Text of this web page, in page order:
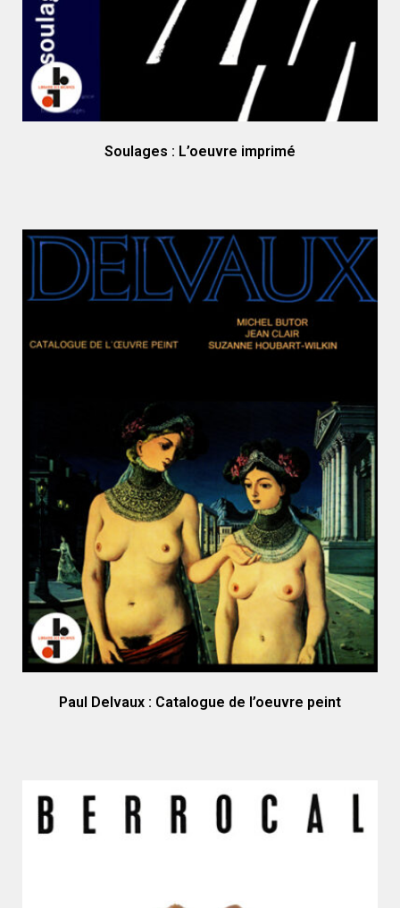
Soulages : L’oeuvre imprimé
Paul Delvaux : Catalogue de l’oeuvre peint